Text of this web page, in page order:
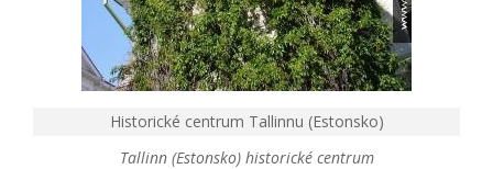
Historické centrum Tallinnu (Estonsko)
Tallinn (Estonsko) historické centrum